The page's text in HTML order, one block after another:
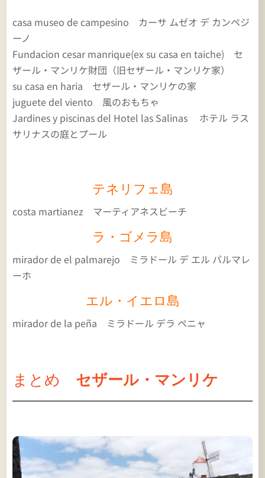
casa museo de campesino カーサ ムゼオ デ カンペジ
ーノ
Fundacion cesar manrique(ex su casa en taiche) セ
ザール・マンリケ財団（旧セザール・マンリケ家）
su casa en haria セザール・マンリケの家
juguete del viento 風のおもちゃ
Jardines y piscinas del Hotel las Salinas ホテル ラス
サリナスの庭とプール
テネリフェ島
costa martianez マーティアネスビーチ
ラ・ゴメラ島
mirador de el palmarejo ミラドール デ エル パルマレ
ーホ
エル・イエロ島
mirador de la peña ミラドール デラ ペニャ
まとめ セザール・マンリケ